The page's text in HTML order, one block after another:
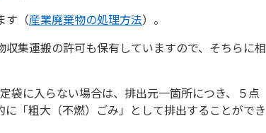
す（産業廃棄物の処理方法）。
収集運搬の許可も保有していますので、そちらに相
袋に入らない場合は、排出元一箇所につき、５点
「粗大（不燃）ごみ」として排出することができ